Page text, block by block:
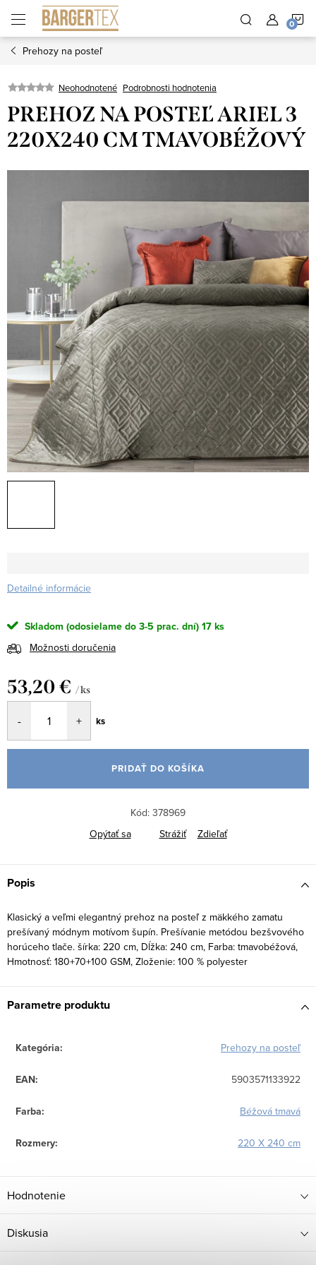
obsah
Prehozy na posteľ
Neohodnotené Podrobnosti hodnotenia
PREHOZ NA POSTEĽ ARIEL 3
220X240 CM TMAVOBÉŽOVÝ
Detailné informácie
Skladom (odosielame do 3-5 prac. dní)17 ks
Možnosti doručenia
53,20 € / ks
cena:
ks
PRIDAŤ DO KOŠÍKA
Kód: 378969
Opýtať sa
Strážiť Zdieľať
Popis
Klasický a veľmi elegantný prehoz na posteľ z mäkkého zamatu
prešívaný módnym motívom šupín. Prešívanie metódou bezšvového
horúceho tlače. šírka: 220 cm, Dĺžka: 240 cm, Farba: tmavobéžová,
Hmotnosť: 180+70+100 GSM, Zloženie: 100 % polyester
Parametre produktu
Kategória: Prehozy na posteľ
EAN: 5903571133922
Farba: Béžová tmavá
Rozmery: 220 X 240 cm
Hodnotenie
Diskusia